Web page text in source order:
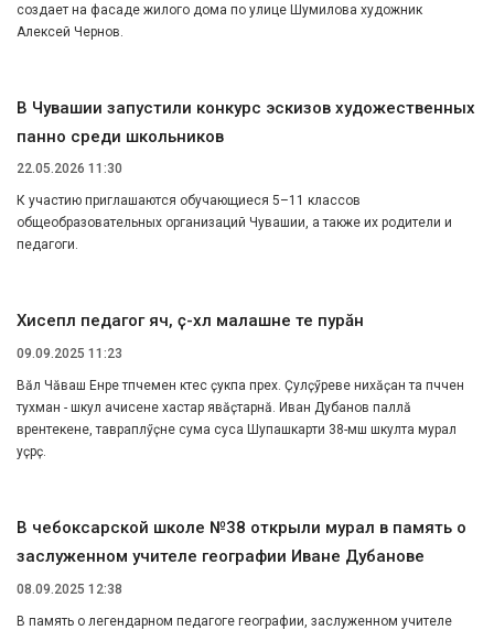
создает на фасаде жилого дома по улице Шумилова художник
Алексей Чернов.
В Чувашии запустили конкурс эскизов художественных
панно среди школьников
22.05.2026 11:30
К участию приглашаются обучающиеся 5–11 классов
общеобразовательных организаций Чувашии, а также их родители и
педагоги.
Хисеплӗ педагог ячӗ, ӗҫӗ-хӗлӗ малашне те пурӑнӗ
09.09.2025 11:23
Вӑл Чӑваш Енре тӗпчемен кӗтес ҫукпа пӗрех. Ҫулҫӳреве нихӑҫан та пӗччен
тухман - шкул ачисене хастар явӑҫтарнӑ. Иван Дубанов паллӑ
вӗрентекене, таврапӗлӳҫӗне сума суса Шупашкарти 38-мӗш шкулта мурал
уҫрӗҫ.
В чебоксарской школе №38 открыли мурал в память о
заслуженном учителе географии Иване Дубанове
08.09.2025 12:38
В память о легендарном педагоге географии, заслуженном учителе